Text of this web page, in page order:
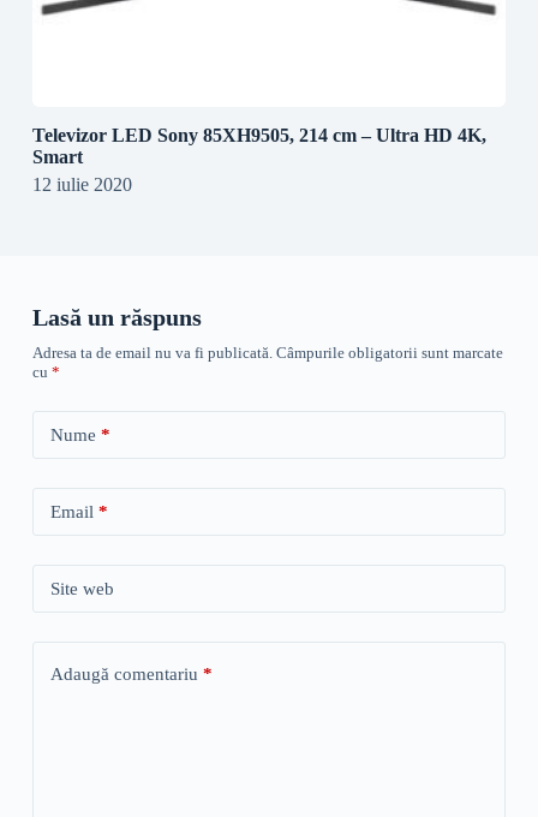
Televizor LED Sony 85XH9505, 214 cm – Ultra HD 4K,
Smart
12 iulie 2020
Lasă un răspuns
Adresa ta de email nu va fi publicată. Câmpurile obligatorii sunt marcate
cu *
Nume *
Email *
Site web
Adaugă comentariu *